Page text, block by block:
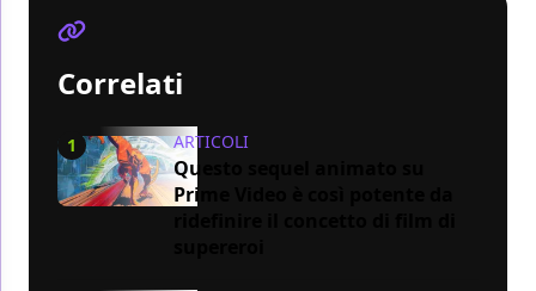
Correlati
1 ARTICOLI
Questo sequel animato su
Prime Video è così potente da